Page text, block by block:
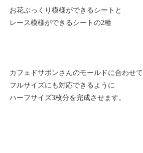
お花ぷっくり模様ができるシートと
レース模様ができるシートの2種
カフェドサボンさんのモールドに合わせて
フルサイズにも対応できるように
ハーフサイズ3枚分を完成させます。